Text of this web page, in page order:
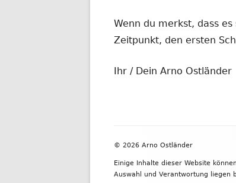
Wenn du merkst, dass
Zeitpunkt, den ersten
Ihr / Dein Arno Ostländer
Inhalt
© 2026 Arno Ostländer
Einige Inhalte dieser Website
Auswahl und Verantwortung liegen